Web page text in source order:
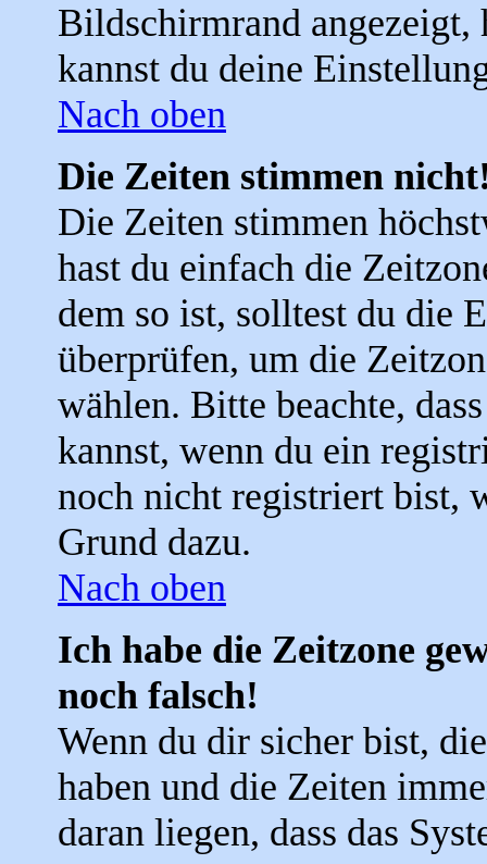
Bildschirmrand
kannst du deine
Nach oben
Die Zeiten stimmen
Die Zeiten stimmen
hast du einfach die
dem so ist, solltest du die
überprüfen, um die
wählen. Bitte beachte,
kannst, wenn du ein
noch nicht registriert bist,
Grund dazu.
Nach oben
Ich habe die Zeitzone
noch falsch!
Wenn du dir sicher bist,
haben und die Zeiten
daran liegen, dass das